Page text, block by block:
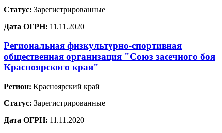
Статус: Зарегистрированные
Дата ОГРН: 11.11.2020
Региональная физкультурно-спортивная
общественная организация "Союз засечного боя
Красноярского края"
Регион: Красноярский край
Статус: Зарегистрированные
Дата ОГРН: 11.11.2020